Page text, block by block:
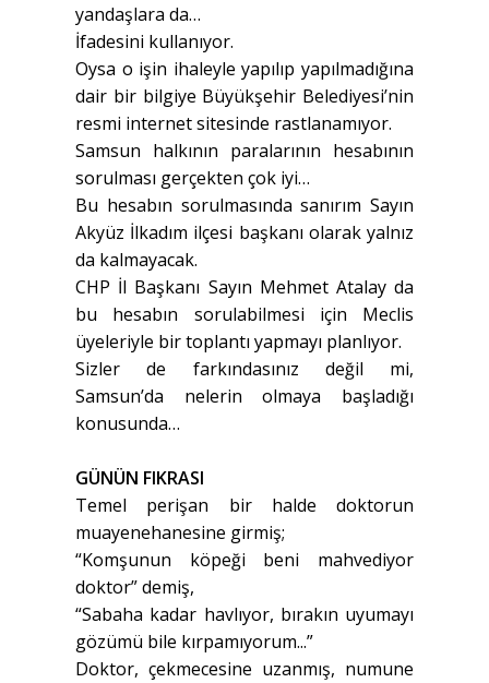
yandaşlara da…
İfadesini kullanıyor.
Oysa o işin ihaleyle yapılıp yapılmadığına
dair bir bilgiye Büyükşehir Belediyesi’nin
resmi internet sitesinde rastlanamıyor.
Samsun halkının paralarının hesabının
sorulması gerçekten çok iyi…
Bu hesabın sorulmasında sanırım Sayın
Akyüz İlkadım ilçesi başkanı olarak yalnız
da kalmayacak.
CHP İl Başkanı Sayın Mehmet Atalay da
bu hesabın sorulabilmesi için Meclis
üyeleriyle bir toplantı yapmayı planlıyor.
Sizler de farkındasınız değil mi,
Samsun’da nelerin olmaya başladığı
konusunda…
GÜNÜN FIKRASI
Temel perişan bir halde doktorun
muayenehanesine girmiş;
“Komşunun köpeği beni mahvediyor
doktor” demiş,
“Sabaha kadar havlıyor, bırakın uyumayı
gözümü bile kırpamıyorum...”
Doktor, çekmecesine uzanmış, numune